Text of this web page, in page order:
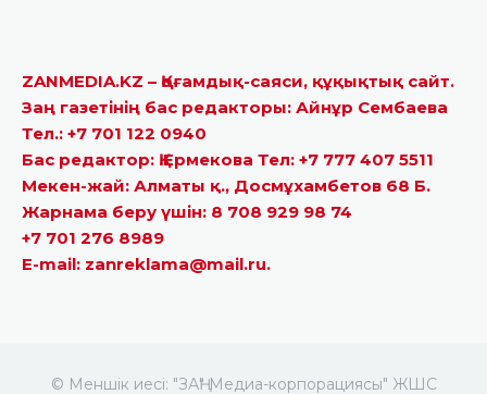
ZANMEDIA.KZ – Қоғамдық-саяси, құқықтық сайт.
Заң газетінің бас редакторы: Айнұр Сембаева
Тел.: +7 701 122 0940
Бас редактор: Қ.Ермекова Тел: +7 777 407 5511
Мекен-жай: Алматы қ., Досмұхамбетов 68 Б.
Жарнама беру үшін: 8 708 929 98 74
+7 701 276 8989
E-mail: zanreklama@mail.ru.
© Меншік иесі: "ЗАҢ" Медиа-корпорациясы" ЖШС